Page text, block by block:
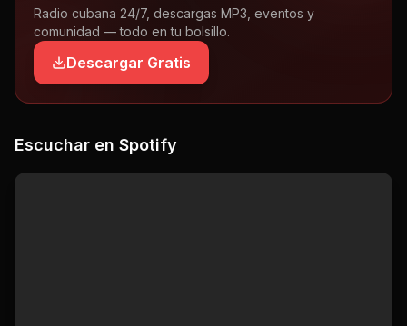
Radio cubana 24/7, descargas MP3, eventos y
comunidad — todo en tu bolsillo.
Descargar Gratis
Escuchar en Spotify